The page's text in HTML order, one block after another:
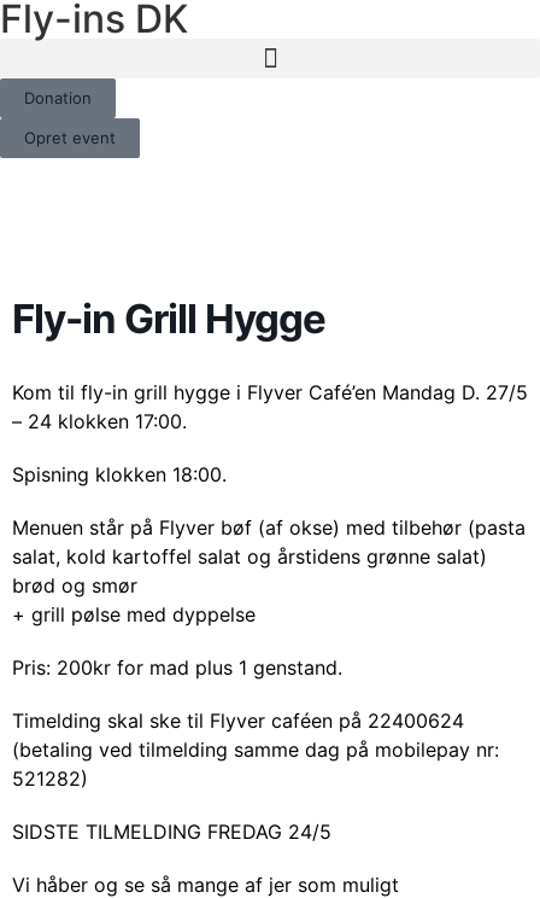
Fly-ins DK
Donation
Opret event
Fly-in Grill Hygge
Kom til fly-in grill hygge i Flyver Café’en Mandag D. 27/5
– 24 klokken 17:00.
Spisning klokken 18:00.
Menuen står på Flyver bøf (af okse) med tilbehør (pasta
salat, kold kartoffel salat og årstidens grønne salat)
brød og smør
+ grill pølse med dyppelse
Pris: 200kr for mad plus 1 genstand.
Timelding skal ske til Flyver caféen på 22400624
(betaling ved tilmelding samme dag på mobilepay nr:
521282)
SIDSTE TILMELDING FREDAG 24/5
Vi håber og se så mange af jer som muligt